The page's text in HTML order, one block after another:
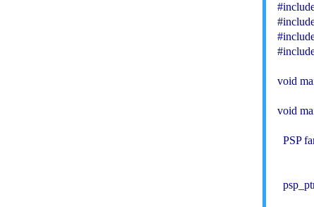
void
void
PSP